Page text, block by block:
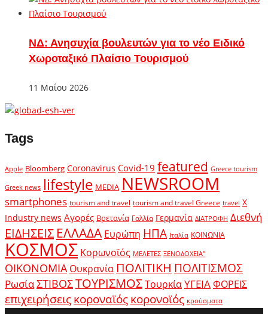
ΝΔ: Ανησυχία βουλευτών για το νέο Ειδικό
Χωροταξικό Πλαίσιο Τουρισμού
11 Μαΐου 2026
Tags
Apple Bloomberg Coronavirus Covid-19 featured Greece tourism
Greek news lifestyle MEDIA NEWSROOM
smartphones tourism and travel tourism and travel Greece travel X
Industry news Αγορές Βρετανία Γαλλία Γερμανία ΔΙΑΤΡΟΦΗ Διεθνή
ΕΙΔΗΣΕΙΣ ΕΛΛΑΔΑ Ευρώπη ΗΠΑ Ιταλία ΚΟΙΝΩΝΙΑ
ΚΟΣΜΟΣ Κορωνοϊός ΜΕΛΕΤΕΣ ΞΕΝΟΔΟΧΕΙΑ"
ΟΙΚΟΝΟΜΙΑ Ουκρανία ΠΟΛΙΤΙΚΗ ΠΟΛΙΤΙΣΜΟΣ
ΡωσίαΣΤΙΒΟΣΤΟΥΡΙΣΜΟΣΤουρκίαΥΓΕΙΑΦΟΡΕΙΣ
επιχειρήσειςκοροναϊόςκορονοϊός κρούσματα